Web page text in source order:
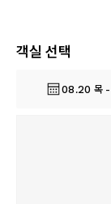
객실 선택
08.20 목